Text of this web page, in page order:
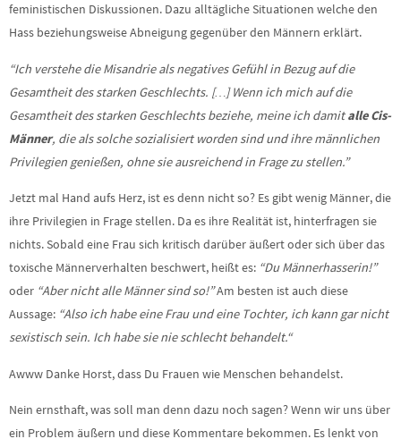
feministischen Diskussionen. Dazu alltägliche Situationen welche den
Hass beziehungsweise Abneigung gegenüber den Männern erklärt.
“Ich verstehe die Misandrie als negatives Gefühl in Bezug auf die
Gesamtheit des starken Geschlechts. […] Wenn ich mich auf die
Gesamtheit des starken Geschlechts beziehe, meine ich damitalle Cis-
Männer, die als solche sozialisiert worden sind und ihre männlichen
Privilegien genießen, ohne sie ausreichend in Frage zu stellen.”
Jetzt mal Hand aufs Herz, ist es denn nicht so? Es gibt wenig Männer, die
ihre Privilegien in Frage stellen. Da es ihre Realität ist, hinterfragen sie
nichts. Sobald eine Frau sich kritisch darüber äußert oder sich über das
toxische Männerverhalten beschwert, heißt es: “Du Männerhasserin!”
oder “Aber nicht alle Männer sind so!”Am besten ist auch diese
Aussage: “Also ich habe eine Frau und eine Tochter, ich kann gar nicht
sexistisch sein. Ich habe sie nie schlecht behandelt.“
Awww Danke Horst, dass Du Frauen wie Menschen behandelst.
Nein ernsthaft, was soll man denn dazu noch sagen? Wenn wir uns über
ein Problem äußern und diese Kommentare bekommen. Es lenkt von